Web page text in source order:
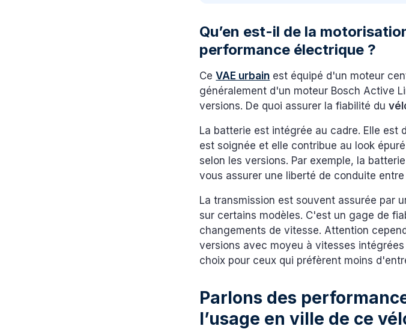
Qu’en est-il de la
performance électrique ?
CeVAE urbain est équipé d'un moteur
généralement d'un moteur Bosch Active
versions. De quoi assurer la fiabilité du
La batterie est intégrée au cadre. Elle est
est soignée et elle contribue au look
selon les versions. Par exemple, la
vous assurer une liberté de conduite entre
La transmission est souvent assurée par
sur certains modèles. C'est un gage de
changements de vitesse. Attention
versions avec moyeu à vitesses
choix pour ceux qui préfèrent moins
Parlons des
l’usage en ville de ce